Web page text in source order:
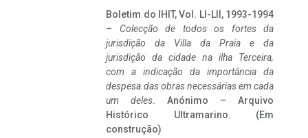
Boletim do IHIT, Vol. LI-LII, 1993-1994
– Colecção de todos os fortes da
jurisdição da Villa da Praia e da
jurisdição da cidade na ilha Terceira,
com a indicação da importância da
despesa das obras necessárias em cada
um deles. Anónimo – Arquivo
Histórico Ultramarino. (Em
construção)